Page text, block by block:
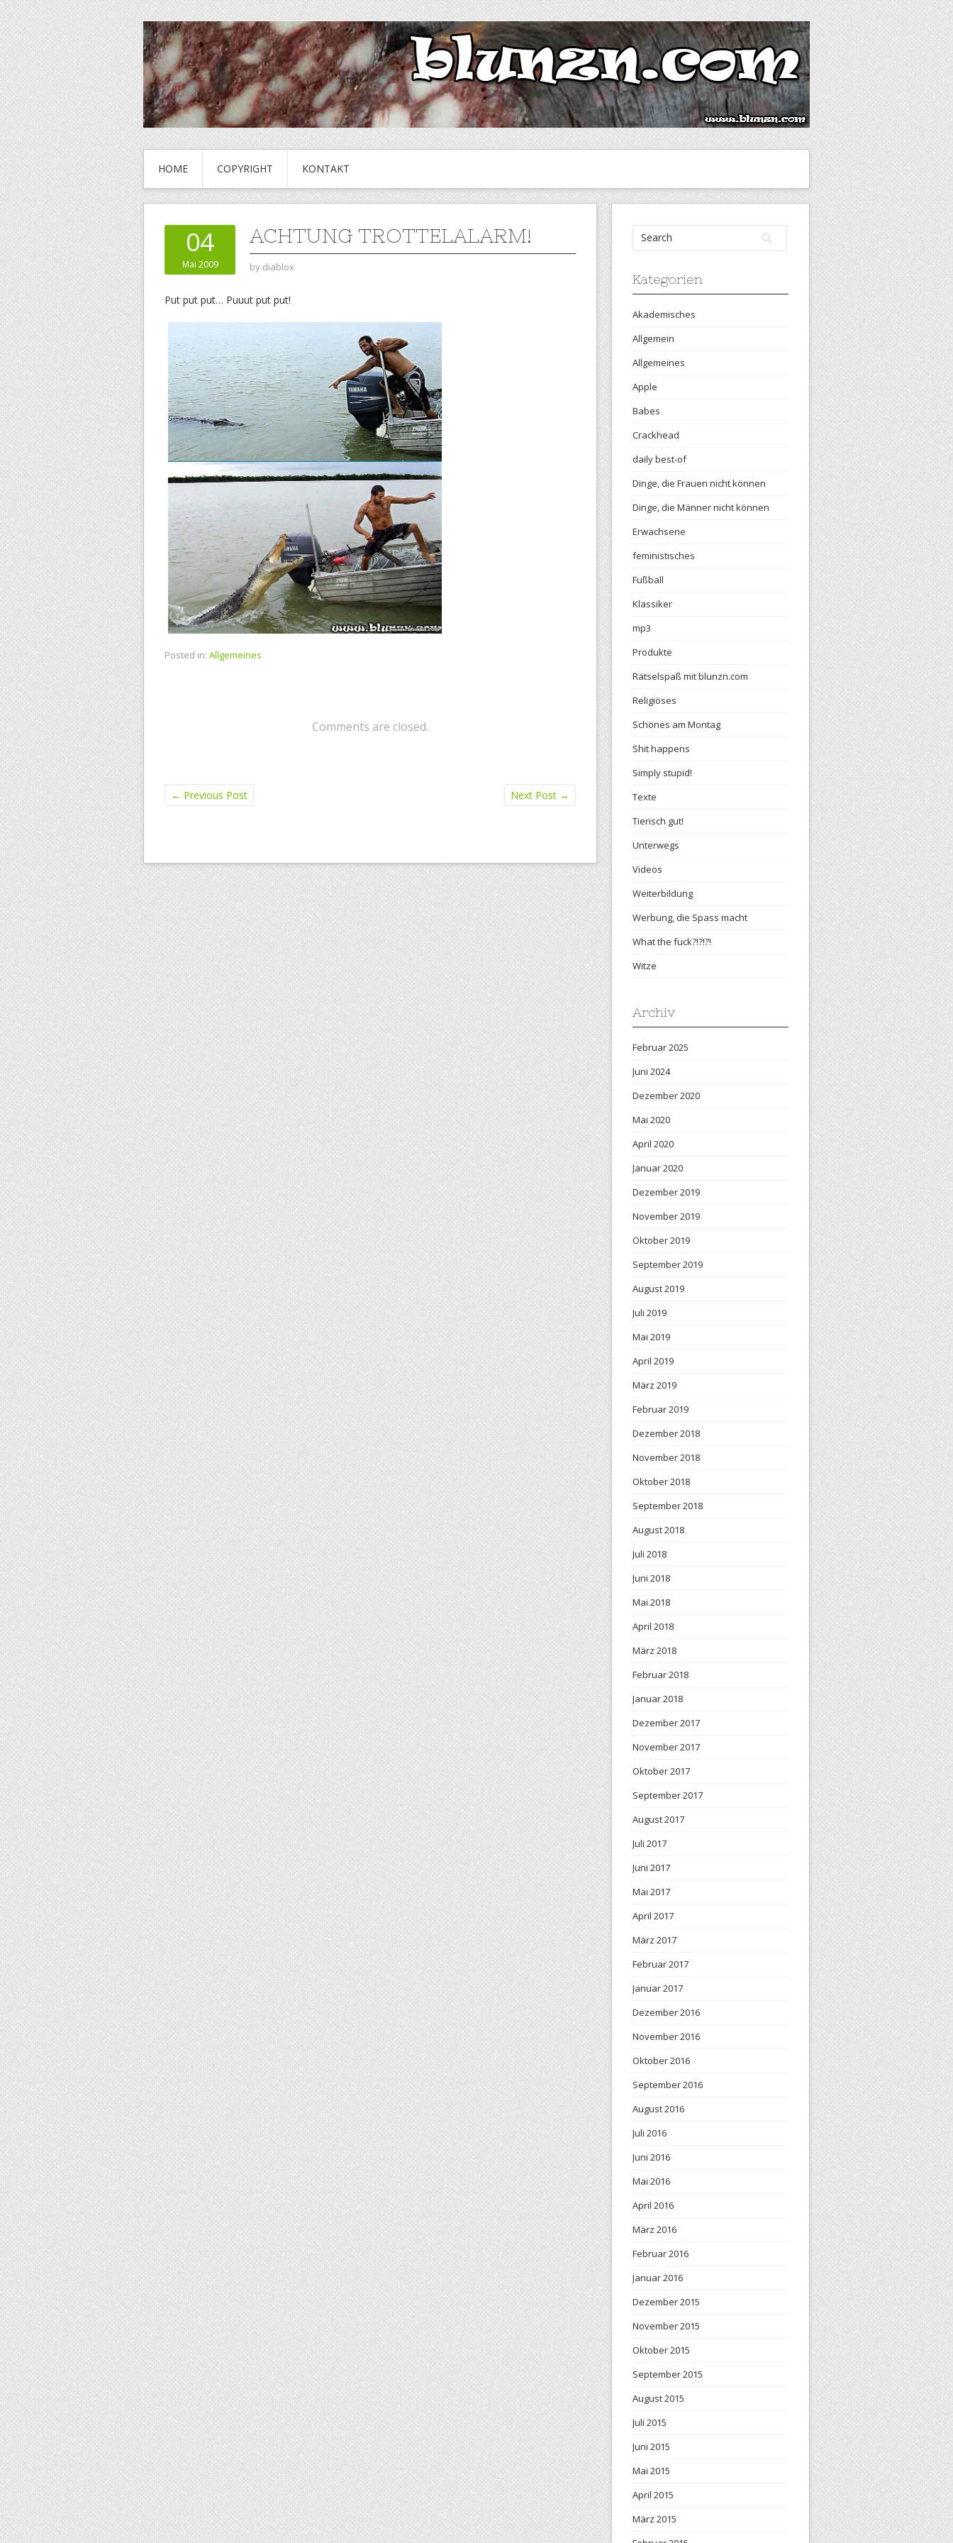
HOME COPYRIGHT KONTAKT
04
Mai 2009
ACHTUNG TROTTELALARM!
by diablox
Put put put… Puuut put put!
Posted in: Allgemeines
Comments are closed.
← Previous Post Next Post →
Kategorien
Akademisches
Allgemein
Allgemeines
Apple
Babes
Crackhead
daily best-of
Dinge, die Frauen nicht können
Dinge, die Männer nicht können
Erwachsene
feministisches
Fußball
Klassiker
mp3
Produkte
Rätselspaß mit blunzn.com
Religiöses
Schönes am Montag
Shit happens
Simply stupid!
Texte
Tierisch gut!
Unterwegs
Videos
Weiterbildung
Werbung, die Spass macht
What the fuck?!?!?!
Witze
Archiv
Februar 2025
Juni 2024
Dezember 2020
Mai 2020
April 2020
Januar 2020
Dezember 2019
November 2019
Oktober 2019
September 2019
August 2019
Juli 2019
Mai 2019
April 2019
März 2019
Februar 2019
Dezember 2018
November 2018
Oktober 2018
September 2018
August 2018
Juli 2018
Juni 2018
Mai 2018
April 2018
März 2018
Februar 2018
Januar 2018
Dezember 2017
November 2017
Oktober 2017
September 2017
August 2017
Juli 2017
Juni 2017
Mai 2017
April 2017
März 2017
Februar 2017
Januar 2017
Dezember 2016
November 2016
Oktober 2016
September 2016
August 2016
Juli 2016
Juni 2016
Mai 2016
April 2016
März 2016
Februar 2016
Januar 2016
Dezember 2015
November 2015
Oktober 2015
September 2015
August 2015
Juli 2015
Juni 2015
Mai 2015
April 2015
März 2015